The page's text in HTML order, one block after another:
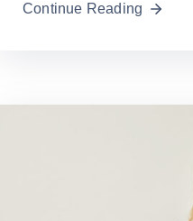
Continue Reading